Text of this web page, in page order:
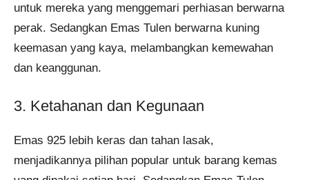
untuk mereka yang menggemari perhiasan berwarna
perak. Sedangkan Emas Tulen berwarna kuning
keemasan yang kaya, melambangkan kemewahan
dan keanggunan.
3. Ketahanan dan Kegunaan
Emas 925 lebih keras dan tahan lasak,
menjadikannya pilihan popular untuk barang kemas